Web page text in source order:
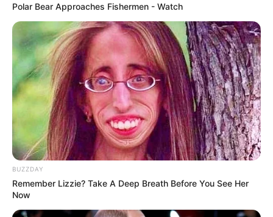
Polar Bear Approaches Fishermen - Watch
BUZZDAY
Remember Lizzie? Take A Deep Breath Before You See Her
Now